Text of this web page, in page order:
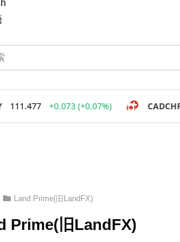
Land Prime(旧LandFX)
Prime(旧LandFX)